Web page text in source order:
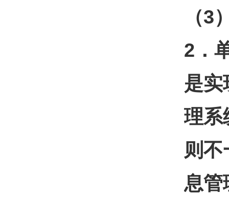
（3
2 ．
是实
理系
则
息管